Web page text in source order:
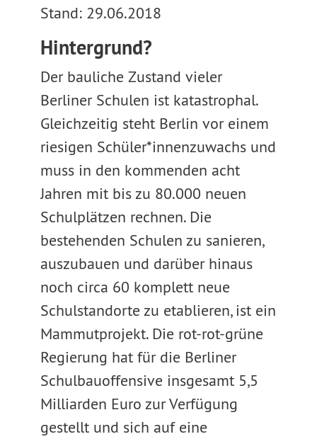
Stand: 29.06.2018
Hintergrund?
Der bauliche Zustand vieler
Berliner Schulen ist katastrophal.
Gleichzeitig steht Berlin vor einem
riesigen Schüler*innenzuwachs und
muss in den kommenden acht
Jahren mit bis zu 80.000 neuen
Schulplätzen rechnen. Die
bestehenden Schulen zu sanieren,
auszubauen und darüber hinaus
noch circa 60 komplett neue
Schulstandorte zu etablieren, ist ein
Mammutprojekt. Die rot-rot-grüne
Regierung hat für die Berliner
Schulbauoffensive insgesamt 5,5
Milliarden Euro zur Verfügung
gestellt und sich auf eine